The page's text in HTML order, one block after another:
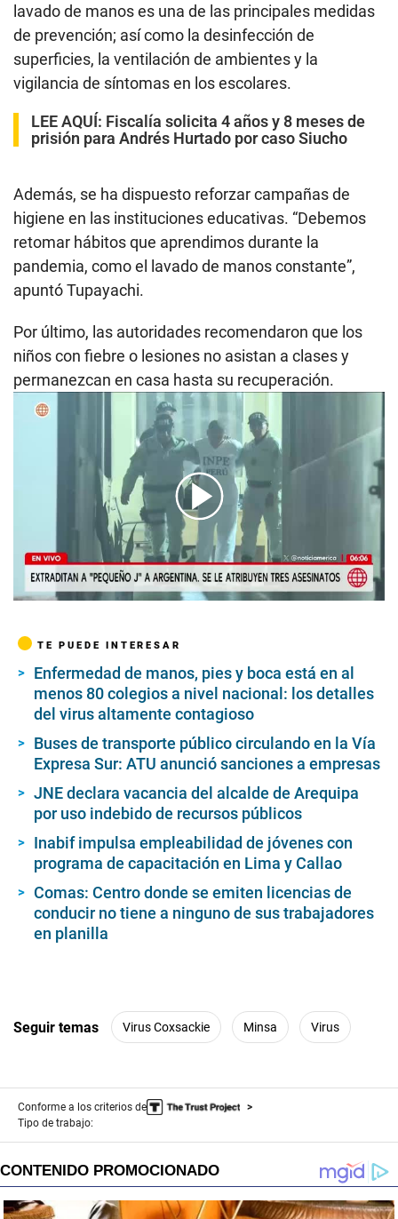
lavado de manos es una de las principales medidas
de prevención; así como la desinfección de
superficies, la ventilación de ambientes y la
vigilancia de síntomas en los escolares.
LEE AQUÍ: Fiscalía solicita 4 años y 8 meses de
prisión para Andrés Hurtado por caso Siucho
Además, se ha dispuesto reforzar campañas de
higiene en las instituciones educativas. “Debemos
retomar hábitos que aprendimos durante la
pandemia, como el lavado de manos constante”,
apuntó Tupayachi.
Por último, las autoridades recomendaron que los
niños con fiebre o lesiones no asistan a clases y
permanezcan en casa hasta su recuperación.
00:00/05:55
TE PUEDE INTERESAR
Enfermedad de manos, pies y boca está en al
menos 80 colegios a nivel nacional: los detalles
del virus altamente contagioso
Buses de transporte público circulando en la Vía
Expresa Sur: ATU anunció sanciones a empresas
JNE declara vacancia del alcalde de Arequipa
por uso indebido de recursos públicos
Inabif impulsa empleabilidad de jóvenes con
programa de capacitación en Lima y Callao
Comas: Centro donde se emiten licencias de
conducir no tiene a ninguno de sus trabajadores
en planilla
Seguir temas Virus Coxsackie Minsa Virus
Conforme a los criterios de
Tipo de trabajo: